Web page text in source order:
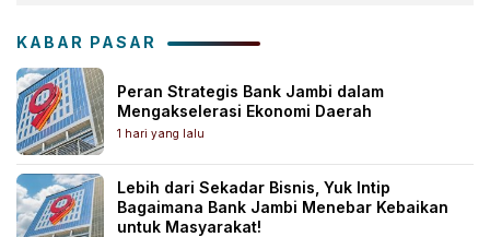
KABAR PASAR
Peran Strategis Bank Jambi dalam
Mengakselerasi Ekonomi Daerah
1 hari yang lalu
Lebih dari Sekadar Bisnis, Yuk Intip
Bagaimana Bank Jambi Menebar Kebaikan
untuk Masyarakat!